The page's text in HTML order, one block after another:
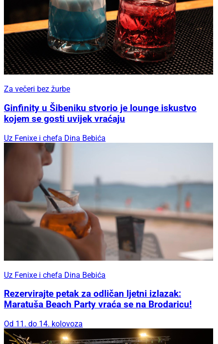
Za večeri bez žurbe
Ginfinity u Šibeniku stvorio je lounge iskustvo
kojem se gosti uvijek vraćaju
Uz Fenixe i chefa Dina Bebića
Uz Fenixe i chefa Dina Bebića
Rezervirajte petak za odličan ljetni izlazak:
Maratuša Beach Party vraća se na Brodaricu!
Od 11. do 14. kolovoza